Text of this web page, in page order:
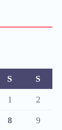
S S
1 2
8 9